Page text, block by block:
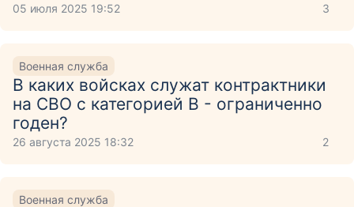
05 июля 2025 19:52 3
Военная служба
В каких войсках служат контрактники
на СВО с категорией В - ограниченно
годен?
26 августа 2025 18:32 2
Военная служба